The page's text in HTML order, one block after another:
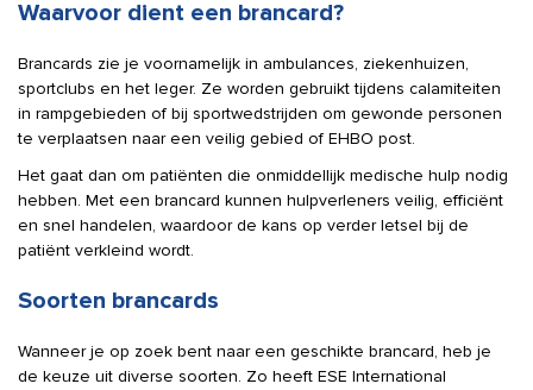
Waarvoor dient een brancard?
Brancards zie je voornamelijk in ambulances, ziekenhuizen,
sportclubs en het leger. Ze worden gebruikt tijdens calamiteiten
in rampgebieden of bij sportwedstrijden om gewonde personen
te verplaatsen naar een veilig gebied of EHBO post.
Het gaat dan om patiënten die onmiddellijk medische hulp nodig
hebben. Met een brancard kunnen hulpverleners veilig, efficiënt
en snel handelen, waardoor de kans op verder letsel bij de
patiënt verkleind wordt.
Soorten brancards
Wanneer je op zoek bent naar een geschikte brancard, heb je
de keuze uit diverse soorten. Zo heeft ESE International